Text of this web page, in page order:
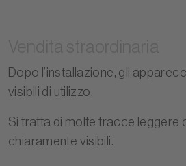
Dopo l’installazione, gli
visibili di utilizzo.
Si tratta di molte tracce leggere
chiaramente visibili.